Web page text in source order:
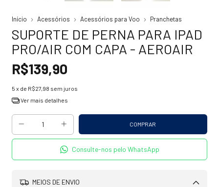
Início Acessórios Acessórios para Voo Pranchetas
SUPORTE DE PERNA PARA IPAD
PRO/AIR COM CAPA - AEROAIR
R$139,90
5 x de R$27,98 sem juros
Ver mais detalhes
Consulte-nos pelo WhatsApp
MEIOS DE ENVIO